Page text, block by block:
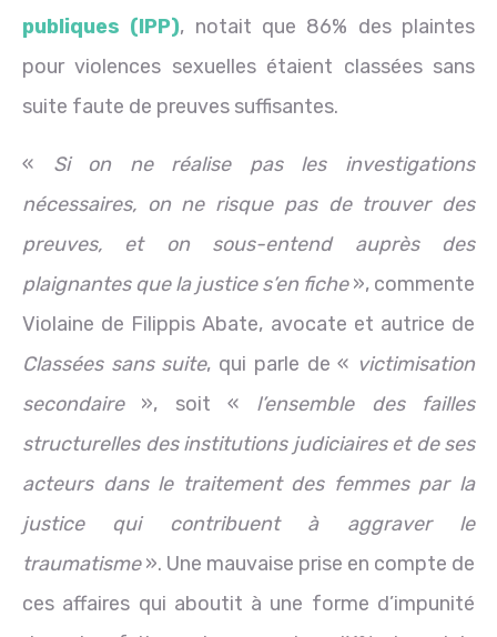
publiques (IPP), notait que 86% des plaintes
pour violences sexuelles étaient classées sans
suite faute de preuves suffisantes.
« Si on ne réalise pas les investigations
nécessaires, on ne risque pas de trouver des
preuves, et on sous-entend auprès des
plaignantes que la justice s’en fiche», commente
Violaine de Filippis Abate, avocate et autrice de
Classées sans suite, qui parle de « victimisation
secondaire », soit « l’ensemble des failles
structurelles des institutions judiciaires et de ses
acteurs dans le traitement des femmes par la
justice qui contribuent à aggraver le
traumatisme». Une mauvaise prise en compte de
ces affaires qui aboutit à une forme d’impunité